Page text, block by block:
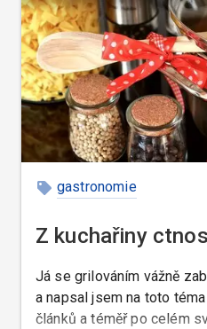
gastronomie
Z kuchařiny
Já se grilováním vážně
a napsal jsem na toto
článků a téměř po celém